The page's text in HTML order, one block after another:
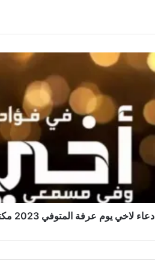
دعاء لاخي يوم عرفة المتوفي 2023 مكتوب كامل